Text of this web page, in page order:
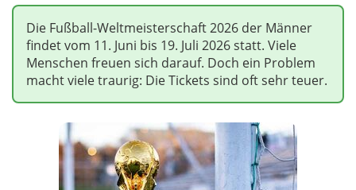
Die Fußball-Weltmeisterschaft 2026 der Männer
findet vom 11. Juni bis 19. Juli 2026 statt. Viele
Menschen freuen sich darauf. Doch ein Problem
macht viele traurig: Die Tickets sind oft sehr teuer.